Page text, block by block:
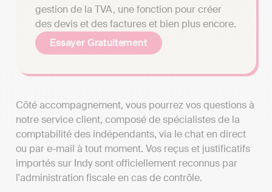
gestion de la TVA, une fonction pour créer
des devis et des factures et bien plus encore.
Essayer Gratuitement
Côté accompagnement, vous pourrez vos questions à
notre service client, composé de spécialistes de la
comptabilité des indépendants, via le chat en direct
ou par e-mail à tout moment. Vos reçus et justificatifs
importés sur Indy sont officiellement reconnus par
l'administration fiscale en cas de contrôle.